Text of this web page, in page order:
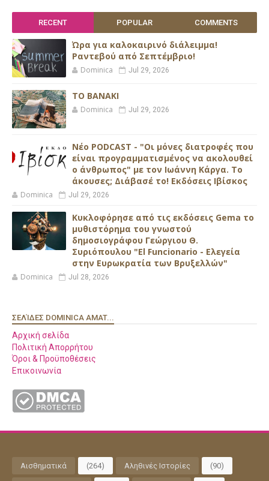
RECENT POPULAR COMMENTS
Ώρα για καλοκαιρινό διάλειμμα!
Ραντεβού από Σεπτέμβριο!
Dominica Jul 29, 2026
ΤΟ ΒΑΝΑΚΙ
Dominica Jul 29, 2026
Νέο PODCAST - "Οι μόνες διατροφές που
είναι προγραμματισμένος να ακολουθεί
ο άνθρωπος" με τον Ιωάννη Κάργα. Το
άκουσες; Διάβασέ το! Εκδόσεις Ιβίσκος
Dominica Jul 29, 2026
Κυκλοφόρησε από τις εκδόσεις Gema το
μυθιστόρημα του γνωστού
δημοσιογράφου Γεώργιου Θ.
Συριόπουλου "El Funcionario - Ελεγεία
στην Ευρωκρατία των Βρυξελλών"
Dominica Jul 28, 2026
ΣΕΛΊΔΕΣ DOMINICA AMAT...
Αρχική σελίδα
Πολιτική Απορρήτου
Όροι & Προϋποθέσεις
Επικοινωνία
Αισθηματικά (264) Αληθινές Ιστορίες (90)